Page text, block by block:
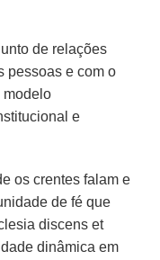
de relações
pessoas e com o
modelo
e
os crentes falam e
de fé que
discens et
dinâmica em